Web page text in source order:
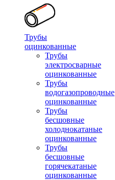
Трубы
оцинкованные
Трубы
электросварные
оцинкованные
Трубы
водогазопроводные
оцинкованные
Трубы
бесшовные
холоднокатаные
оцинкованные
Трубы
бесшовные
горячекатаные
оцинкованные